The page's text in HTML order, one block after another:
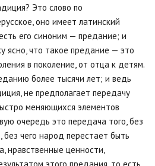
Это слово по
оно имеет латинский
его синоним — предание; и
ясно, что такое предание — это
в поколение, от отца к детям.
более тысячи лет; и ведь
не предполагает передачу
меняющихся элементов
очередь это передача того, без
чего народ перестает быть
нравственные ценности,